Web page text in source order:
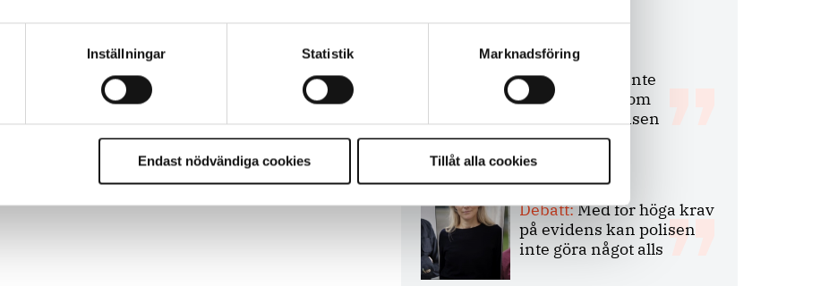
Inställningar Statistik Marknadsföring
Endast nödvändiga cookies Tillåt alla cookies
8 juli 2026
Replik:
Det är inte
evidenskrav som
bakbinder polisen
7 juli 2026
Debatt:Med för höga krav
på evidens kan polisen
inte göra något alls